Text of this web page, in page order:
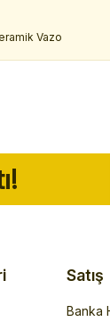
Vazo
Satış
Banka